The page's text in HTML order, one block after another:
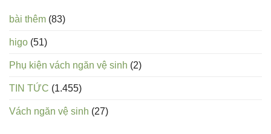
bài thêm (83)
higo (51)
Phụ kiện vách ngăn vệ sinh (2)
TIN TỨC (1.455)
Vách ngăn vệ sinh (27)